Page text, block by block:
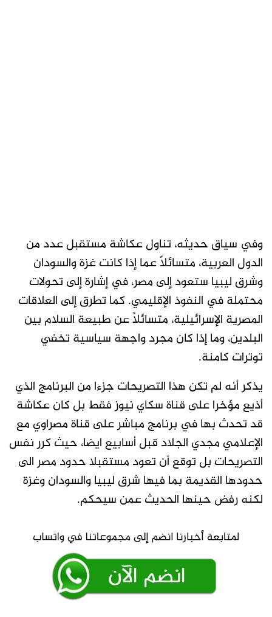
وفي سياق حديثه، تناول عكاشة مستقبل عدد من
الدول العربية، متسائلًا عما إذا كانت غزة والسودان
وشرق ليبيا ستعود إلى مصر، في إشارة إلى تحولات
محتملة في النفوذ الإقليمي. كما تطرق إلى العلاقات
المصرية الإسرائيلية، متسائلًا عن طبيعة السلام بين
البلدين، وما إذا كان مجرد واجهة سياسية تخفي
توترات كامنة.
يذكر أنه لم تكن هذا التصريحات جزءا من البرنامج الذي
أذيع مؤخرا على قناة سكاي نيوز فقط بل كان عكاشة
قد تحدث بها في برنامج مباشر على قناة مصراوي مع
الإعلامي مجدي الجلاد قبل أسابيع ايضا، حيث كرر نفس
التصريحات بل توقع أن تعود مستقبلا حدود مصر الى
حدودها القديمة بما فيها شرق ليبيا والسودان وغزة
لكنه رفض حينها الحديث عمن سيحكم.